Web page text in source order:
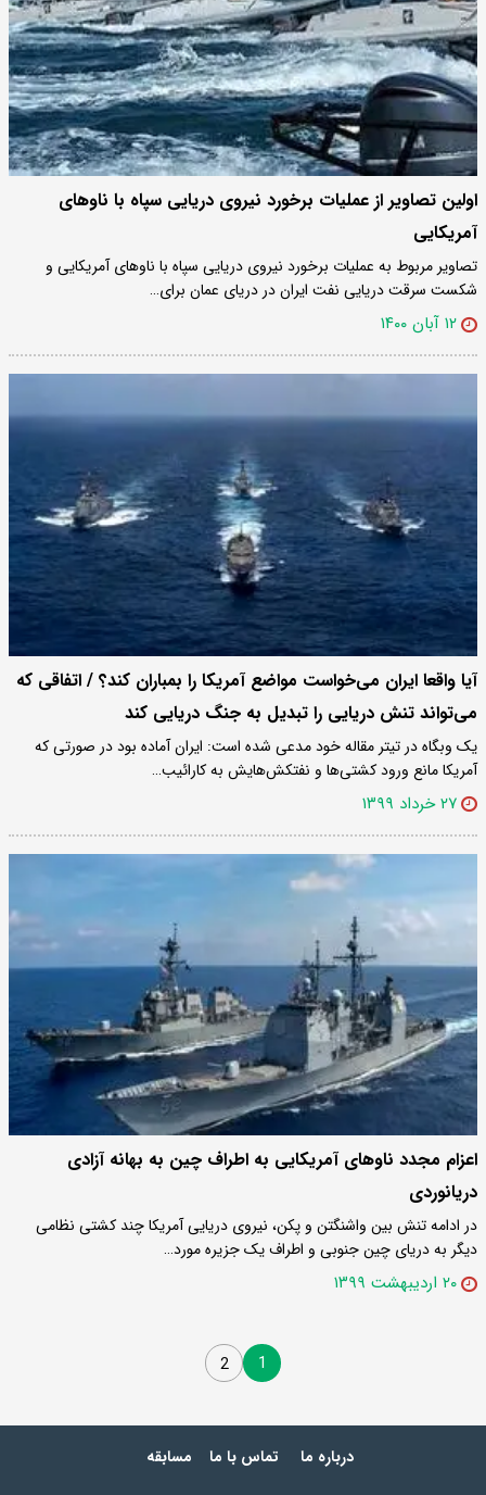
اولین تصاویر از عملیات برخورد نیروی دریایی سپاه با ناوهای
آمریکایی
تصاویر مربوط به عملیات برخورد نیروی دریایی سپاه با ناو‌های آمریکایی و
شکست سرقت دریایی نفت ایران در دریای عمان برای…
۱۲ آبان ۱۴۰۰
آیا واقعا ایران می‌خواست مواضع آمریکا را بمباران کند؟ / اتفاقی که
می‌تواند تنش دریایی را تبدیل به جنگ دریایی کند
یک وبگاه در تیتر مقاله خود مدعی شده است: ایران آماده بود در صورتی که
آمریکا مانع ورود کشتی‌ها و نفتکش‌هایش به کارائیب…
۲۷ خرداد ۱۳۹۹
اعزام مجدد ناوهای آمریکایی به اطراف چین به بهانه آزادی
دریانوردی
در ادامه تنش بین واشنگتن و پکن، نیروی دریایی آمریکا چند کشتی نظامی
دیگر به دریای چین جنوبی و اطراف یک جزیره مورد…
۲۰ اردیبهشت ۱۳۹۹
1
2
درباره ما تماس با ما مسابقه